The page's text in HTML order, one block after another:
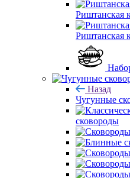
Риштанская
Риштанская
Назад
Чугунные
сковороды